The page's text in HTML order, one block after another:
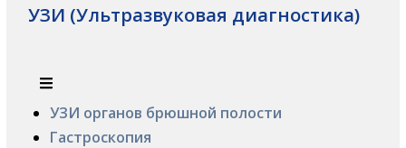
УЗИ (Ультразвуковая диагностика)
УЗИ органов брюшной полости
Гастроскопия